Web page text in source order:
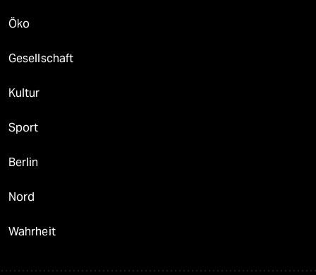
Öko
Gesellschaft
Kultur
Sport
Berlin
Nord
Wahrheit